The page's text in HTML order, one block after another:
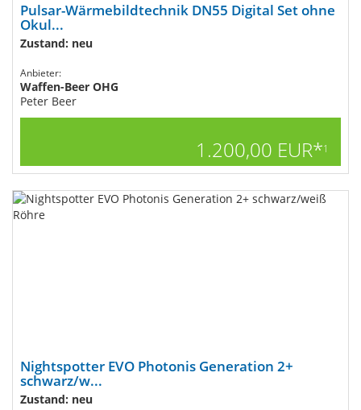
Pulsar-Wärmebildtechnik DN55 Digital Set ohne
Okul...
Zustand: neu
Anbieter:
Waffen-Beer OHG
Peter Beer
1.200,00 EUR*1
Nightspotter EVO Photonis Generation 2+
schwarz/w...
Zustand: neu